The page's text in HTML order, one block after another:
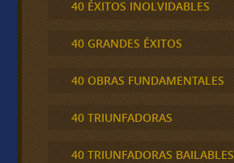
40 ÉXITOS INOLVIDABLES
40 GRANDES ÉXITOS
40 OBRAS FUNDAMENTALES
40 TRIUNFADORAS
40 TRIUNFADORAS BAILABLES